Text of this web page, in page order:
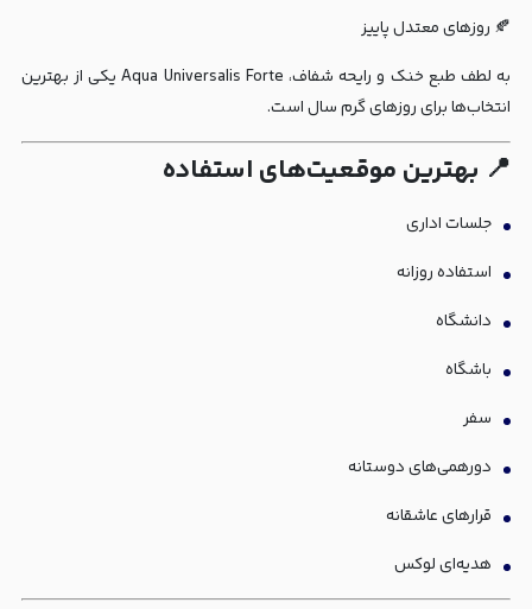
🍂 روزهای معتدل پاییز
به لطف طبع خنک و رایحه شفاف، Aqua Universalis Forte یکی از بهترین
انتخاب‌ها برای روزهای گرم سال است.
📍 بهترین موقعیت‌های استفاده
جلسات اداری
استفاده روزانه
دانشگاه
باشگاه
سفر
دورهمی‌های دوستانه
قرارهای عاشقانه
هدیه‌ای لوکس